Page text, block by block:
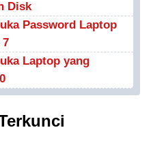
Disk
Password Laptop
7
Laptop yang